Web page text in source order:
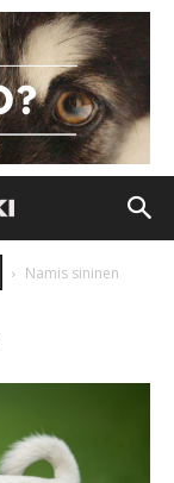
Namis sininen